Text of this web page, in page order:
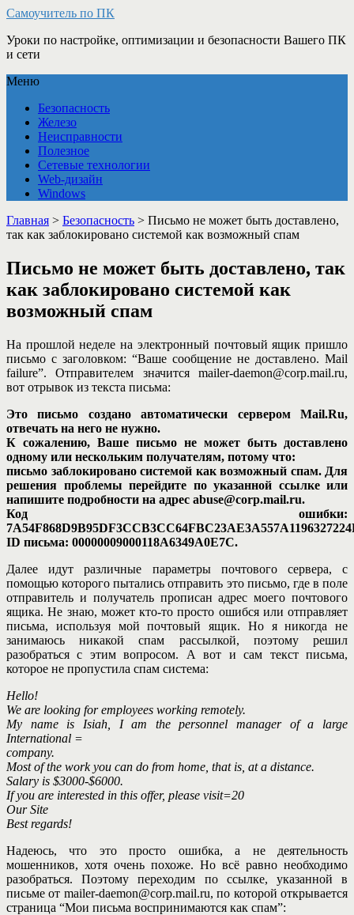
Самоучитель по ПК
Уроки по настройке, оптимизации и безопасности Вашего ПК
и сети
Меню
Безопасность
Железо
Неисправности
Полезное
Сетевые технологии
Web-дизайн
Windows
Главная > Безопасность > Письмо не может быть доставлено,
так как заблокировано системой как возможный спам
Письмо не может быть доставлено, так
как заблокировано системой как
возможный спам
На прошлой неделе на электронный почтовый ящик пришло
письмо с заголовком: “Ваше сообщение не доставлено. Mail
failure”. Отправителем значится mailer-daemon@corp.mail.ru,
вот отрывок из текста письма:
Это письмо создано автоматически сервером Mail.Ru,
отвечать на него не нужно.
К сожалению, Ваше письмо не может быть доставлено
одному или нескольким получателям, потому что:
письмо заблокировано системой как возможный спам. Для
решения проблемы перейдите по указанной ссылке или
напишите подробности на адрес abuse@corp.mail.ru.
Код ошибки:
ID письма: 00000009000118A6349A0E7C.
Далее идут различные параметры почтового сервера, с
помощью которого пытались отправить это письмо, где в поле
отправитель и получатель прописан адрес моего почтового
ящика. Не знаю, может кто-то просто ошибся или отправляет
письма, используя мой почтовый ящик. Но я никогда не
занимаюсь никакой спам рассылкой, поэтому решил
разобраться с этим вопросом. А вот и сам текст письма,
которое не пропустила спам система:
Hello!
We are looking for employees working remotely.
My name is Isiah, I am the personnel manager of a large
International =
company.
Most of the work you can do from home, that is, at a distance.
Salary is $3000-$6000.
If you are interested in this offer, please visit=20
Our Site
Best regards!
Надеюсь, что это просто ошибка, а не деятельность
мошенников, хотя очень похоже. Но всё равно необходимо
разобраться. Поэтому переходим по ссылке, указанной в
письме от mailer-daemon@corp.mail.ru, по которой открывается
страница “Мои письма воспринимаются как спам”: